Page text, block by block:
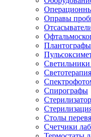
Оправы
Плантографы
Светильники
Спирографы
Столы
Счетчики